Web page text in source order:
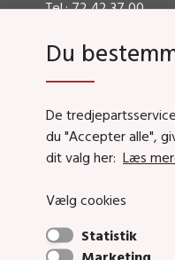
Tel.:72 42 37 00
EAN-nr.:
Fotos på
Du
De
du "Accepter alle",
dit valg her: Læs
Vælg cookies
Statistik
Marketing